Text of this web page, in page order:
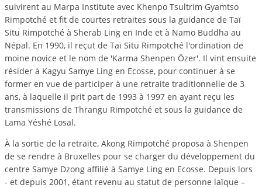
suivirent au Marpa Institute avec Khenpo Tsultrim Gyamtso
Rimpotché et fit de courtes retraites sous la guidance de Taï
Situ Rimpotché à Sherab Ling en Inde et à Namo Buddha au
Népal. En 1990, il reçut de Taï Situ Rimpotché l'ordination de
moine novice et le nom de 'Karma Shenpen Özer'. Il vint ensuite
résider à Kagyu Samye Ling en Ecosse, pour continuer à se
former en vue de participer à une retraite traditionnelle de 3
ans, à laquelle il prit part de 1993 à 1997 en ayant reçu les
transmissions de Thrangu Rimpotché et sous la guidance de
Lama Yéshé Losal.
À la sortie de la retraite, Akong Rimpotché proposa à Shenpen
de se rendre à Bruxelles pour se charger du développement du
centre Samye Dzong affilié à Samye Ling en Ecosse. Depuis lors
- et depuis 2001, étant revenu au statut de personne laïque –